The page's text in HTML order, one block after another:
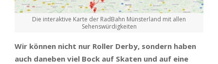
Die interaktive Karte der RadBahn Münsterland mit allen
Sehenswürdigkeiten
Wir können nicht nur Roller Derby, sondern haben
auch daneben viel Bock auf Skaten und auf eine